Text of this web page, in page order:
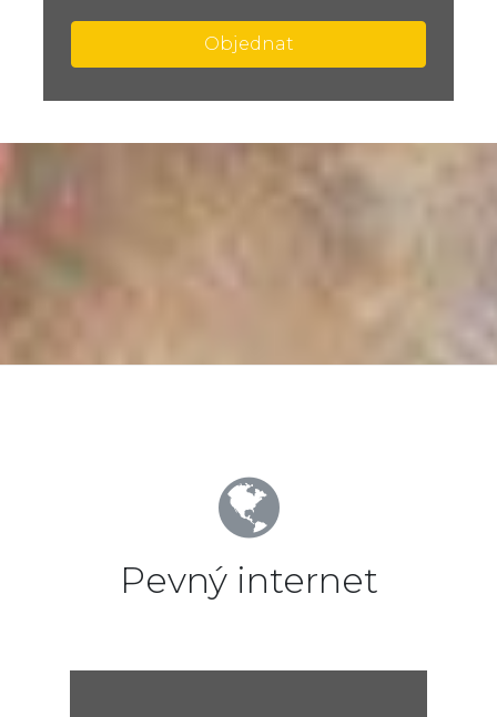
Objednat
Pevný internet